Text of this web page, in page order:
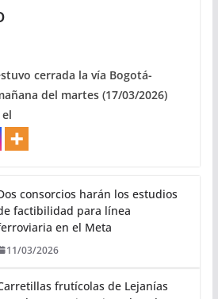
cerrada la vía Bogotá-
del martes (17/03/2026)
consorcios harán los estudios
factibilidad para línea
en el Meta
11/03/2026
frutícolas de Lejanías